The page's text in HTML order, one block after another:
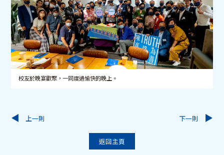
校友於晚宴歡聚，一同度過愉快的晚上。
上一則
返回主頁
下一則